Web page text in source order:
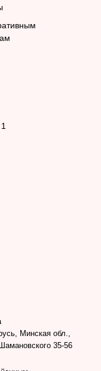
1
Минская обл.,
35-56